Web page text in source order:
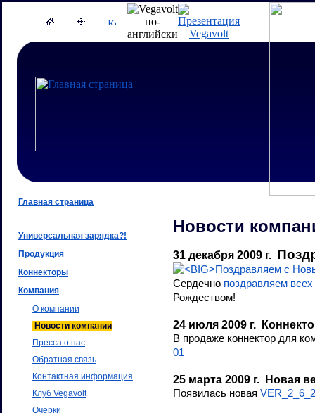
Главная страница
Универсальная зарядка?!
Продукция
Коннекторы
Компания
О компании
Новости компании
Пресса о нас
Обратная связь
Контактная информация
Клуб Vegavolt
Очерки
Новости
31 декабря 2009 г.
Сердечно поздравляем всех
Рождеством!
24 июля 2009 г.
В продаже коннектор для
01
25 марта 2009 г. Новая
Появилась новая